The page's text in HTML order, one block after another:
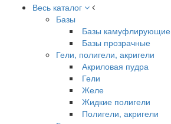
Весь каталог
Базы
Базы камуфлирующие
Базы прозрачные
Гели, полигели, акригели
Акриловая пудра
Гели
Желе
Жидкие полигели
Полигели, акригели